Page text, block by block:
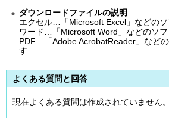
ダウンロードファイルの説明
エクセル…「Microsoft Excel」などの
ワード…「Microsoft Word」などのソ
PDF…「Adobe AcrobatReader」など
す
よくある質問と回答
現在よくある質問は作成されていません。